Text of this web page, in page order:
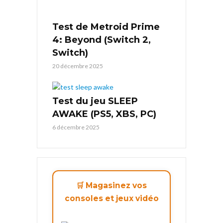
Test de Metroid Prime
4: Beyond (Switch 2,
Switch)
20 décembre 2025
Test du jeu SLEEP
AWAKE (PS5, XBS, PC)
6 décembre 2025
🛒 Magasinez vos
consoles et jeux vidéo